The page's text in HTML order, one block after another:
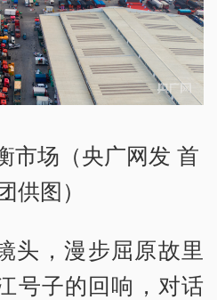
市场（央广网发 首
供图）
头，漫步屈原故里
号子的回响，对话